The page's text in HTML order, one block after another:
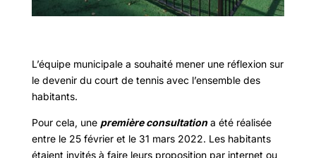
L’équipe municipale a souhaité mener une réflexion sur
le devenir du court de tennis avec l’ensemble des
habitants.
Pour cela, une première consultationa été réalisée
entre le 25 février et le 31 mars 2022. Les habitants
étaient invités à faire leurs proposition par internet ou